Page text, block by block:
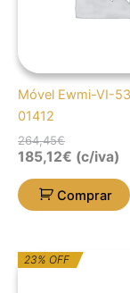
Móvel Ewmi-VI-
01412
264,45€
185,12€ (c/iva)
Comprar
23% OFFO
preço
O
preço